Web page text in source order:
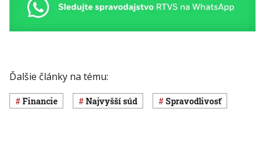
Ďalšie články na tému:
Financie Najvyšší súd spravodlivosť